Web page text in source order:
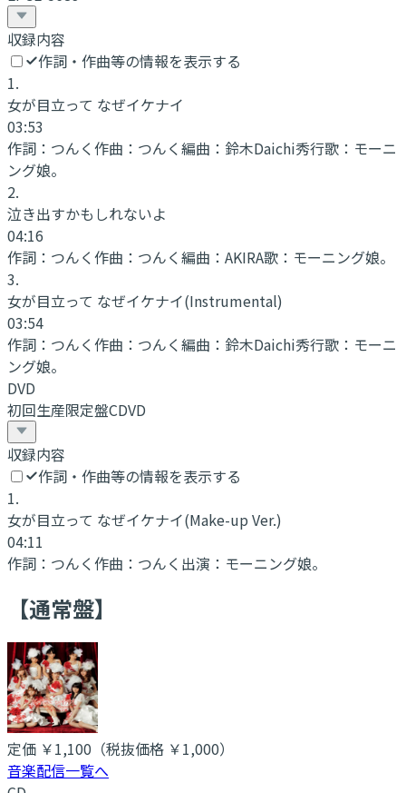
収録内容
作詞・作曲等の情報を表示する
1.
女が目立って なぜイケナイ
03:53
作詞： つんく作曲： つんく編曲： 鈴木Daichi秀行歌： モーニ
ング娘。
2.
泣き出すかもしれないよ
04:16
作詞： つんく作曲： つんく編曲： AKIRA歌： モーニング娘。
3.
女が目立って なぜイケナイ(Instrumental)
03:54
作詞： つんく作曲： つんく編曲： 鈴木Daichi秀行歌： モーニ
ング娘。
DVD
初回生産限定盤CDVD
収録内容
作詞・作曲等の情報を表示する
1.
女が目立って なぜイケナイ(Make-up Ver.)
04:11
作詞： つんく作曲： つんく 出演： モーニング娘。
【通常盤】
定価 ￥1,100 （税抜価格 ￥1,000）
音楽配信一覧へ